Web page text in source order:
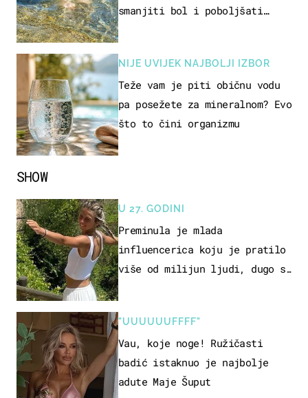
SHOW
U 27. GODINI
Preminula je mlada
influencerica koju je pratilo
više od milijun ljudi, dugo se
"UUUUUUFFFF"
Vau, koje noge! Ružičasti
badić istaknuo je najbolje
adute Maje Šuput
smanjiti bol i poboljšati
NIJE UVIJEK NAJBOLJI IZBOR
Teže vam je piti običnu vodu
pa posežete za mineralnom? Evo
što to čini organizmu